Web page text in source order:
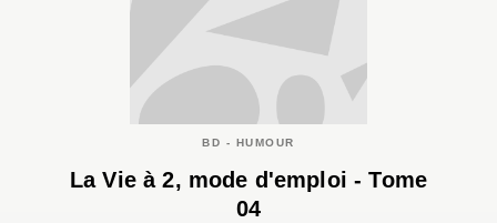
BD - HUMOUR
La Vie à 2, mode d'emploi - Tome
04